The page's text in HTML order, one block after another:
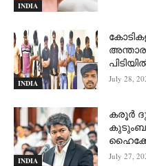
INDIA
INDIA July 28,
INDIA
കരൂർ
July 27,